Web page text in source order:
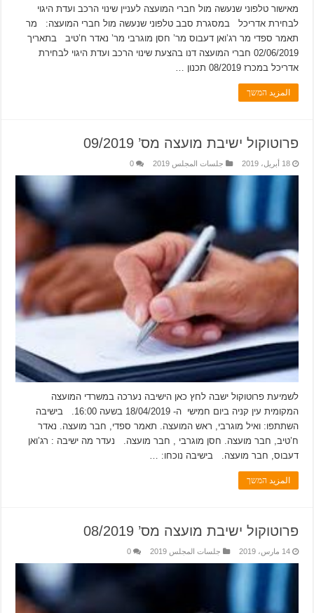
מאישור טלפוני שנעשה מול חברי המועצה לעניין שינוי הרכב ועדת היגוי
לבחירת אדריכל במסגרת סבב טלפוני שנעשה מול חברי המועצה: מר
תאמר ספדי מר רג’ואן דעבוס מר’ חסן מוגרבי מר’ נאדר ח’טיב בתאריך
02/06/2019 חברי המועצה דנו בהצעת שינוי הרכב ועדת היגוי לבחירת
אדריכל במכרז 08/2019 תכנון …
المزيد המשך
פרוטוקול ישיבת מועצה מס’ 09/2019
18 أبريل، 2019 جلسات المجلس 2019 0
לשמיעת פרוטוקול ישבה לחץ כאן הישיבה נערכה במשרדי המועצה
המקומית עין קניה ביום חמישי ה- 18/04/2019 בשעה 16:00. בישיבה
השתתפו: ואיל מוגרבי, ראש המועצה. תאמר ספדי, חבר מועצה. נאדר
ח’טיב, חבר מועצה. חסן מוגרבי , חבר מועצה. נעדר מה ישיבה : רג’ואן
דעבוס, חבר מועצה. בישיבה נוכחו: …
المزيد המשך
פרוטוקול ישיבת מועצה מס’ 08/2019
14 مارس، 2019 جلسات المجلس 2019 0